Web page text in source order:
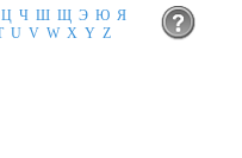
Ц Ч Ш Щ Э Ю Я
U V W X Y Z